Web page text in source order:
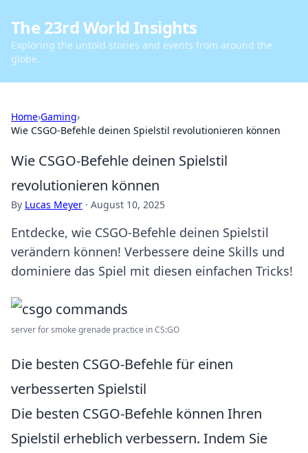
The 23rd World Insights
Exploring the untold stories and events from around the
globe.
Home›Gaming›
Wie CSGO-Befehle deinen Spielstil revolutionieren können
Wie CSGO-Befehle deinen Spielstil
revolutionieren können
By Lucas Meyer · August 10, 2025
Entdecke, wie CSGO-Befehle deinen Spielstil
verändern können! Verbessere deine Skills und
dominiere das Spiel mit diesen einfachen Tricks!
server for smoke grenade practice in CS:GO
Die besten CSGO-Befehle für einen
verbesserten Spielstil
Die besten CSGO-Befehle können Ihren
Spielstil erheblich verbessern. Indem Sie